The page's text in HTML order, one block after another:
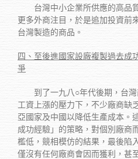
台灣中小企業所供應的高品
更多外商注目，於是追加投資前
台灣製造的商品。
四、至後進國家設廠複製過去成
爭
到了一九八○年代後期，台灣
工資上漲的壓力下，不少廠商缺
亞國家及中國以降低生產成本。
成功經驗」的策略，對個別廠商
檻低，競相模仿的結果，最後陷
僅沒有任何廠商會因而獲利，甚